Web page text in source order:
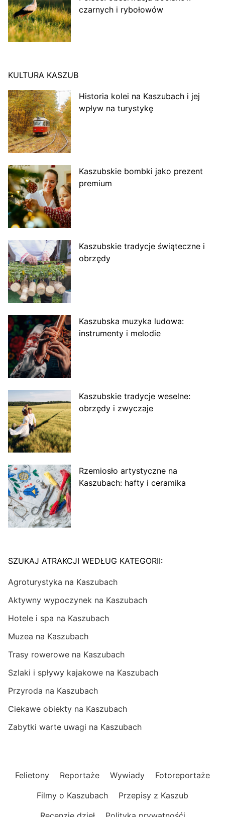
czarnych i rybołowów
KULTURA KASZUB
Historia kolei na Kaszubach i jej
wpływ na turystykę
Kaszubskie bombki jako prezent
premium
Kaszubskie tradycje świąteczne i
obrzędy
Kaszubska muzyka ludowa:
instrumenty i melodie
Kaszubskie tradycje weselne:
obrzędy i zwyczaje
Rzemiosło artystyczne na
Kaszubach: hafty i ceramika
SZUKAJ ATRAKCJI WEDŁUG KATEGORII:
Agroturystyka na Kaszubach
Aktywny wypoczynek na Kaszubach
Hotele i spa na Kaszubach
Muzea na Kaszubach
Trasy rowerowe na Kaszubach
Szlaki i spływy kajakowe na Kaszubach
Przyroda na Kaszubach
Ciekawe obiekty na Kaszubach
Zabytki warte uwagi na Kaszubach
Felietony Reportaże Wywiady
Fotoreportaże
Filmy o Kaszubach
Przepisy z Kaszub